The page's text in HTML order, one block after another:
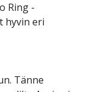
Ring -
hyvin eri
Tänne